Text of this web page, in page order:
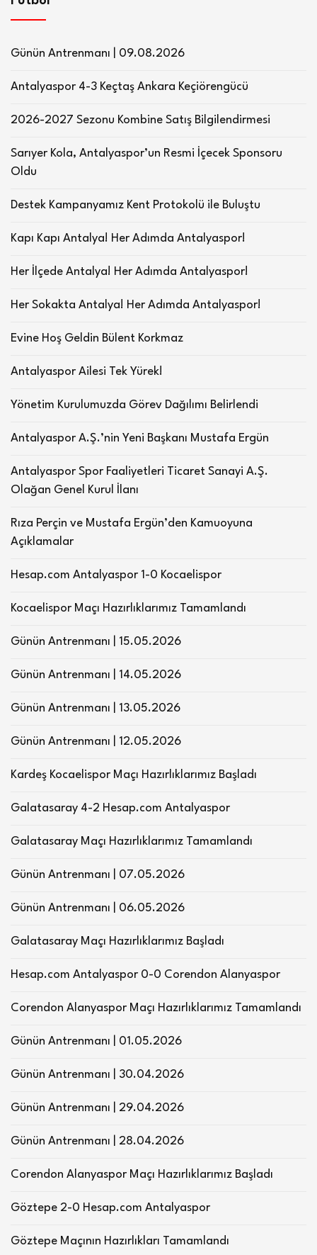
Günün Antrenmanı | 09.08.2026
Antalyaspor 4-3 Keçtaş Ankara Keçiörengücü
2026-2027 Sezonu Kombine Satış Bilgilendirmesi
Sarıyer Kola, Antalyaspor’un Resmi İçecek Sponsoru
Oldu
Destek Kampanyamız Kent Protokolü ile Buluştu
Kapı Kapı Antalya! Her Adımda Antalyaspor!
Her İlçede Antalya! Her Adımda Antalyaspor!
Her Sokakta Antalya! Her Adımda Antalyaspor!
Evine Hoş Geldin Bülent Korkmaz
Antalyaspor Ailesi Tek Yürek!
Yönetim Kurulumuzda Görev Dağılımı Belirlendi
Antalyaspor A.Ş.’nin Yeni Başkanı Mustafa Ergün
Antalyaspor Spor Faaliyetleri Ticaret Sanayi A.Ş.
Olağan Genel Kurul İlanı
Rıza Perçin ve Mustafa Ergün’den Kamuoyuna
Açıklamalar
Hesap.com Antalyaspor 1-0 Kocaelispor
Kocaelispor Maçı Hazırlıklarımız Tamamlandı
Günün Antrenmanı | 15.05.2026
Günün Antrenmanı | 14.05.2026
Günün Antrenmanı | 13.05.2026
Günün Antrenmanı | 12.05.2026
Kardeş Kocaelispor Maçı Hazırlıklarımız Başladı
Galatasaray 4-2 Hesap.com Antalyaspor
Galatasaray Maçı Hazırlıklarımız Tamamlandı
Günün Antrenmanı | 07.05.2026
Günün Antrenmanı | 06.05.2026
Galatasaray Maçı Hazırlıklarımız Başladı
Hesap.com Antalyaspor 0-0 Corendon Alanyaspor
Corendon Alanyaspor Maçı Hazırlıklarımız Tamamlandı
Günün Antrenmanı | 01.05.2026
Günün Antrenmanı | 30.04.2026
Günün Antrenmanı | 29.04.2026
Günün Antrenmanı | 28.04.2026
Corendon Alanyaspor Maçı Hazırlıklarımız Başladı
Göztepe 2-0 Hesap.com Antalyaspor
Göztepe Maçının Hazırlıkları Tamamlandı